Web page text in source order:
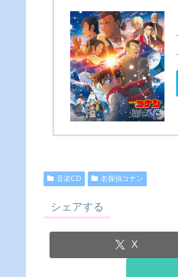
音楽CD 名探偵コナン
シェアする
X